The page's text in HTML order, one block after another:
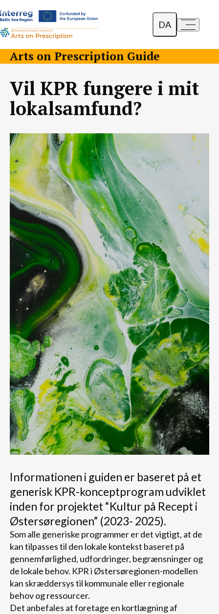
a- a+
DA
English
Lietuvių
Arts on Prescription Guide
Vil KPR fungere i mit
lokalsamfund?
Informationen i guiden er baseret på et
generisk KPR-konceptprogram udviklet
inden for projektet “Kultur på Recept i
Østersøregionen” (2023- 2025).
Som alle generiske programmer er det vigtigt, at de
kan tilpasses til den lokale kontekst baseret på
gennemførlighed, udfordringer, begrænsninger og
de lokale behov. KPR i Østersøregionen-modellen
kan skræddersys til kommunale eller regionale
behov og ressourcer.
Det anbefales at foretage en kortlægning af